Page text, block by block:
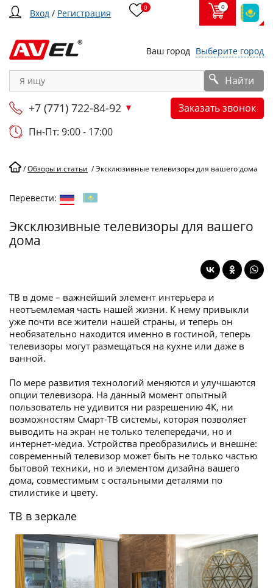
Вход / Регистрация 0 0
Ваш город Выберите город
Найти
+7 (771) 722-84-92
Заказать звонок
Пн-Пт: 9:00 - 17:00
/Обзоры и статьи /Эксклюзивные телевизоры для вашего дома
Перевести:
Эксклюзивные телевизоры для вашего
дома
ТВ в доме – важнейший элемент интерьера и
неотъемлемая часть нашей жизни. К нему привыкли
уже почти все жители нашей страны, и теперь он
необязательно находится именно в гостиной, теперь
телевизоры могут размещаться на кухне или даже в
ванной.
По мере развития технологий меняются и улучшаются
опции телевизора. На данный момент опытный
пользователь не удивится ни разрешению 4К, ни
возможностям Смарт-ТВ системы, которая позволяет
выводить на экран не только телепередачи, но и
интернет-медиа. Устройства преобразились и внешне:
современный телевизор может быть не только частью
бытовой техники, но и элементом дизайна вашего
дома, совместимым с остальными деталями по
стилистике и цвету.
ТВ в зеркале